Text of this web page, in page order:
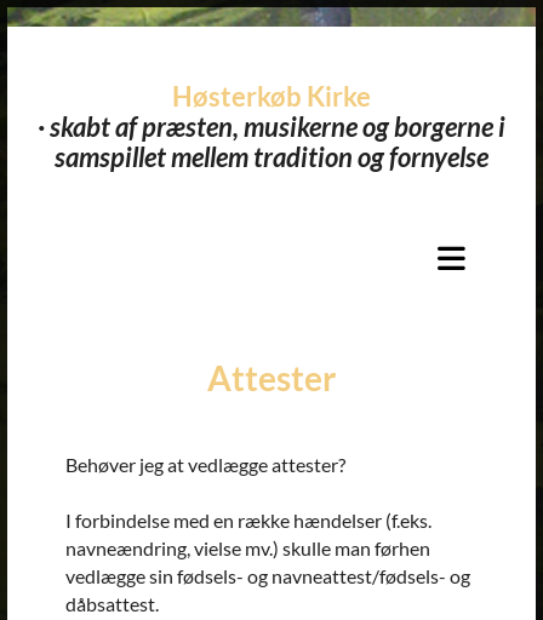
Høsterkøb Kirke
· skabt af præsten, musikerne og borgerne i
samspillet mellem tradition og fornyelse​
Attester
Behøver jeg at vedlægge attester?
I forbindelse med en række hændelser (f.eks.
navneændring, vielse mv.) skulle man førhen
vedlægge sin fødsels- og navneattest/fødsels- og
dåbsattest.